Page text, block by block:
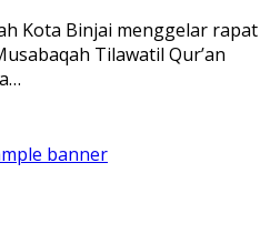
Kota Binjai menggelar rapat
Tilawatil Qur’an